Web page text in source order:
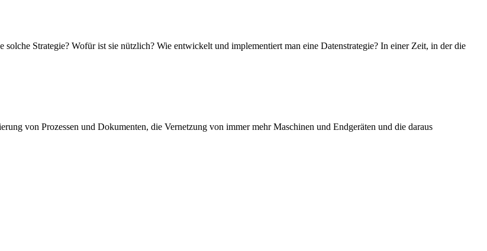
Strategie? Wofür ist sie nützlich? Wie entwickelt und implementiert man eine Datenstrategie? In einer Zeit, in der die
von Prozessen und Dokumenten, die Vernetzung von immer mehr Maschinen und Endgeräten und die daraus